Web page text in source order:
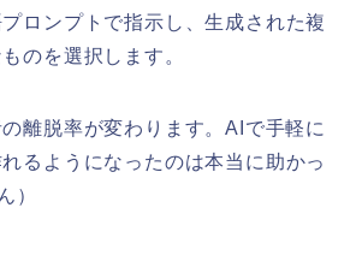
ロンプトで指示し、生成された複
のを選択します。
の離脱率が変わります。AIで手軽に
るようになったのは本当に助かっ
）